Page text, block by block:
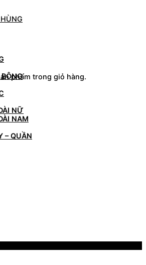
phẩm trong giỏ hàng.
NỮ
NAM
– QUẦN